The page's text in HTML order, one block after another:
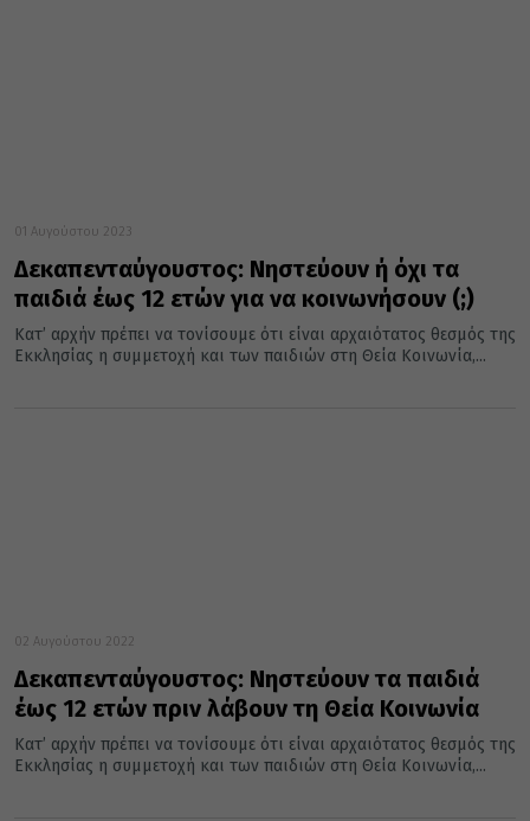
01 Αυγούστου 2023
Δεκαπενταύγουστος: Νηστεύουν ή όχι τα
παιδιά έως 12 ετών για να κοινωνήσουν (;)
Κατ’ αρχήν πρέπει να τονίσουμε ότι είναι αρχαιότατος θεσμός της
Εκκλησίας η συμμετοχή και των παιδιών στη Θεία Κοινωνία,...
02 Αυγούστου 2022
Δεκαπενταύγουστος: Νηστεύουν τα παιδιά
έως 12 ετών πριν λάβουν τη Θεία Κοινωνία
Κατ’ αρχήν πρέπει να τονίσουμε ότι είναι αρχαιότατος θεσμός της
Εκκλησίας η συμμετοχή και των παιδιών στη Θεία Κοινωνία,...